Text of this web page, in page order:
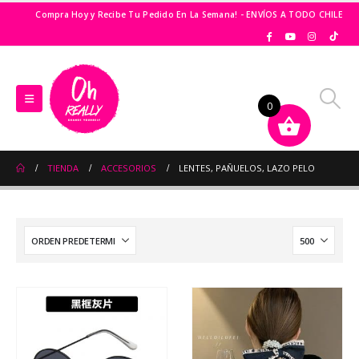
Compra Hoy y Recibe Tu Pedido En La Semana! - ENVÍOS A TODO CHILE
TIENDA ACCESORIOS LENTES, PAÑUELOS, LAZO PELO
0